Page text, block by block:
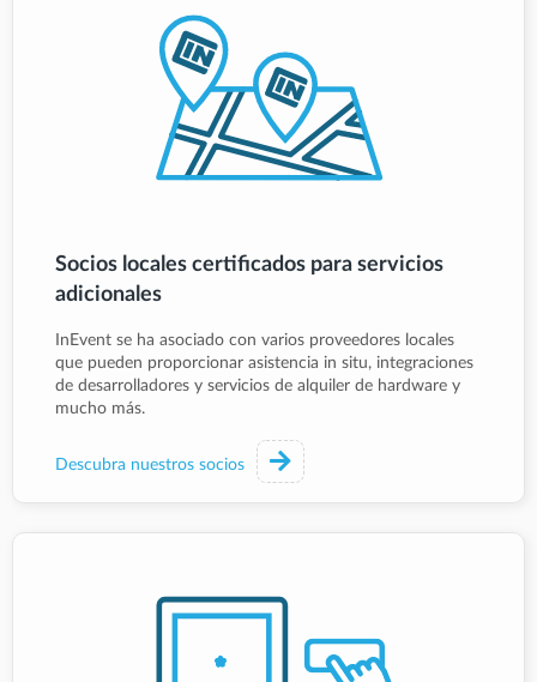
Socios locales certificados para servicios
adicionales
InEvent se ha asociado con varios proveedores locales
que pueden proporcionar asistencia in situ, integraciones
de desarrolladores y servicios de alquiler de hardware y
mucho más.
Descubra nuestros socios